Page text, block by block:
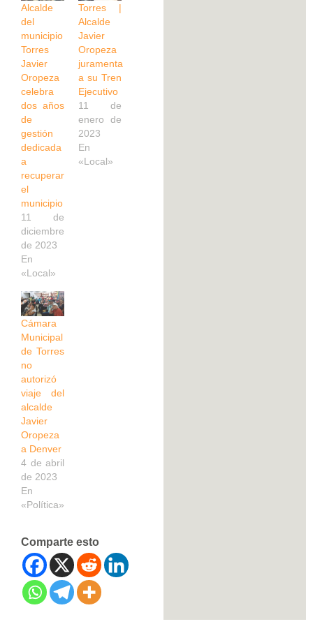
Alcalde
del
municipio
Torres
Javier
Oropeza
celebra
dos años
de
gestión
dedicada
a
recuperar
el
municipio
11 de
diciembre
de 2023
En
«Local»
Torres |
Alcalde
Javier
Oropeza
juramenta
a su Tren
Ejecutivo
11 de
enero de
2023
En
«Local»
Cámara
Municipal
de Torres
no
autorizó
viaje del
alcalde
Javier
Oropeza
a Denver
4 de abril
de 2023
En
«Política»
Comparte esto